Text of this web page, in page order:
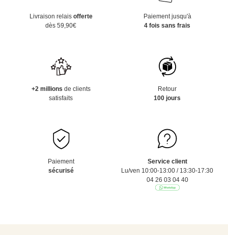
Livraison relais offerte
dès 59,90€
Paiement jusqu'à
4 fois sans frais
+2 millions de clients
satisfaits
Retour
100 jours
Paiement
sécurisé
Service client
Lu/ven 10:00-13:00 / 13:30-17:30
04 26 03 04 40